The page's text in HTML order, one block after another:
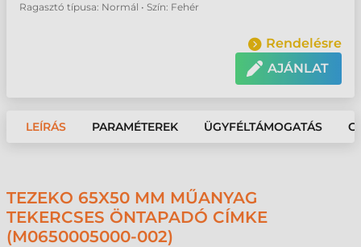
Ragasztó típusa: Normál • Szín: Fehér
Rendelésre
AJÁNLAT
LEÍRÁS PARAMÉTEREK ÜGYFÉLTÁMOGATÁS
TEZEKO 65X50 MM MŰANYAG
TEKERCSES ÖNTAPADÓ CÍMKE
(M0650005000-002)